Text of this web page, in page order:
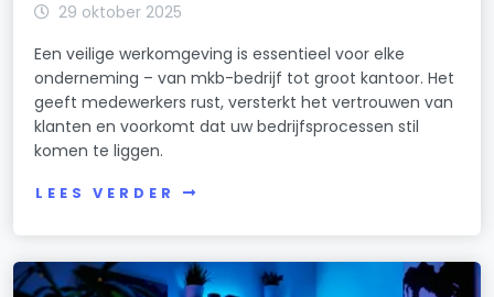
29 oktober 2025
Een veilige werkomgeving is essentieel voor elke
onderneming – van mkb-bedrijf tot groot kantoor. Het
geeft medewerkers rust, versterkt het vertrouwen van
klanten en voorkomt dat uw bedrijfsprocessen stil
komen te liggen.
LEES VERDER